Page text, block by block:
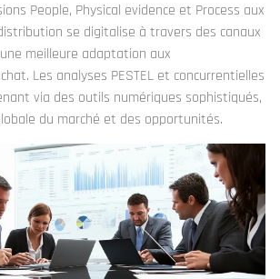
People, Physical evidence et Process aux
se digitalise à travers des canaux
meilleure adaptation aux
Les analyses PESTEL et concurrentielles
via des outils numériques sophistiqués,
du marché et des opportunités.